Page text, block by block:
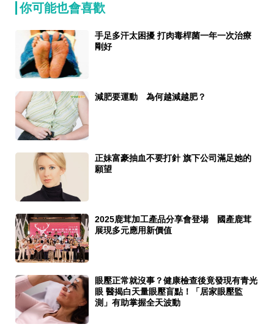
你可能也會喜歡
手足多汗太困擾 打肉毒桿菌一年一次治療
剛好
減肥要運動 為何越減越肥？
正妹富豪抽血不要打針 旗下公司滿足她的
願望
2025鹿茸加工產品分享會登場 國產鹿茸
展現多元應用新價值
眼壓正常就沒事？健康檢查後竟發現有青光
眼 醫揭白天量眼壓盲點！「居家眼壓監
測」有助掌握全天波動